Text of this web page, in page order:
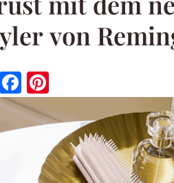
von